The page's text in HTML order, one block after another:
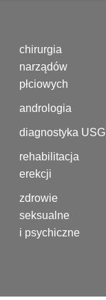
chirurgia
narządów
płciowych
andrologia
diagnostyka USG
rehabilitacja
erekcji
zdrowie
seksualne
i psychiczne